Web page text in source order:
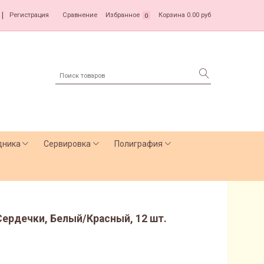
Регистрация Сравнение Избранное 0 Корзина 0.00 руб
Сервировка Полиграфия
Белый/Красный, 12 шт.